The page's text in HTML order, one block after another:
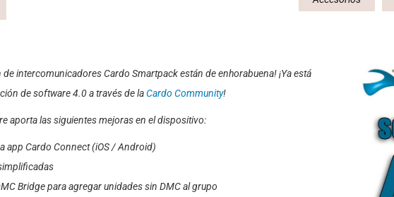
intercomunicadores Cardo Smartpack están de enhorabuena! ¡Ya está
de software 4.0 a través de laCardo Community!
aporta las siguientes mejoras en el dispositivo:
app Cardo Connect (iOS / Android)
Bridge para agregar unidades sin DMC al grupo